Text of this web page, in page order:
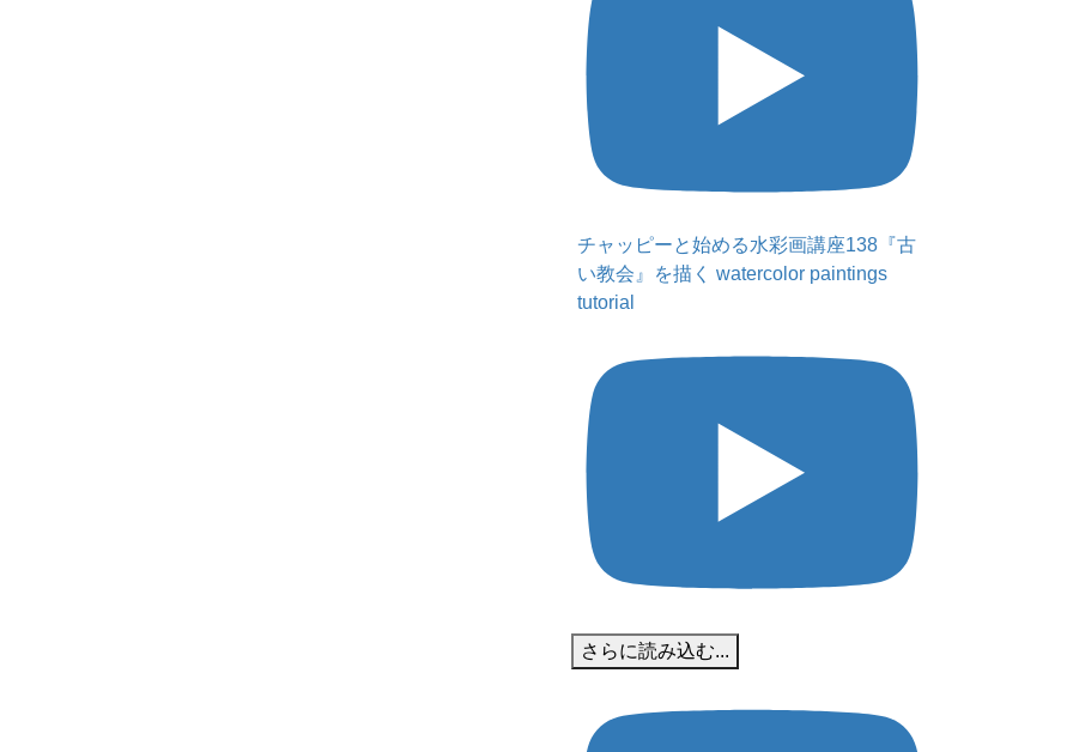
チャッピーと始める水彩画講座138『古
い教会』を描く watercolor paintings
tutorial
さらに読み込む...